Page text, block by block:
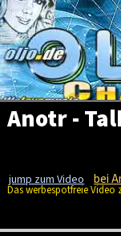
Anotr -
jump zum Video bei
Das werbespotfreie Video